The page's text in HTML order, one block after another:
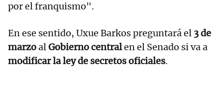
por el franquismo".
En ese sentido, Uxue Barkos preguntará el 3 de
marzoalGobierno centralen el Senado si va a
modificar la ley de secretos oficiales.